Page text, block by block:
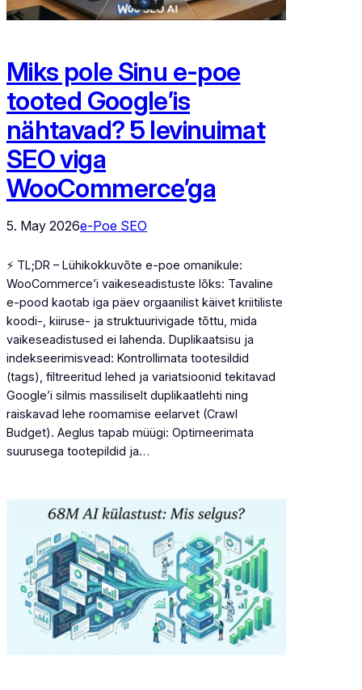
Miks pole Sinu e-poe
tooted Google’is
nähtavad? 5 levinuimat
SEO viga
WooCommerce’ga
5. May 2026e-Poe SEO
⚡ TL;DR – Lühikokkuvõte e-poe omanikule:
WooCommerce’i vaikeseadistuste lõks: Tavaline
e-pood kaotab iga päev orgaanilist käivet kriitiliste
koodi-, kiiruse- ja struktuurivigade tõttu, mida
vaikeseadistused ei lahenda. Duplikaatsisu ja
indekseerimisvead: Kontrollimata tootesildid
(tags), filtreeritud lehed ja variatsioonid tekitavad
Google’i silmis massiliselt duplikaatlehti ning
raiskavad lehe roomamise eelarvet (Crawl
Budget). Aeglus tapab müügi: Optimeerimata
suurusega tootepildid ja…